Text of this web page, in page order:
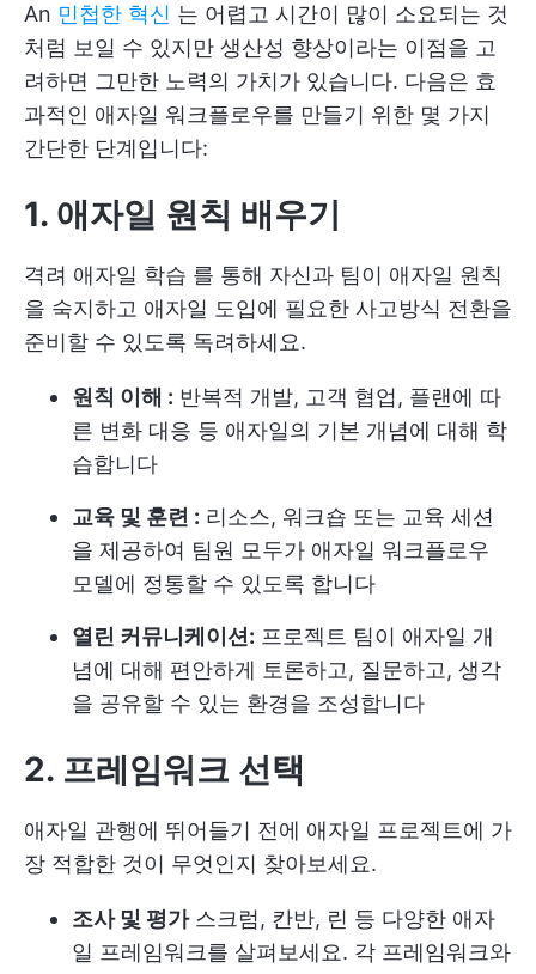
An 민첩한 혁신 는 어렵고 시간이 많이 소요되는 것
처럼 보일 수 있지만 생산성 향상이라는 이점을 고
려하면 그만한 노력의 가치가 있습니다. 다음은 효
과적인 애자일 워크플로우를 만들기 위한 몇 가지
간단한 단계입니다:
1. 애자일 원칙 배우기
격려 애자일 학습 를 통해 자신과 팀이 애자일 원칙
을 숙지하고 애자일 도입에 필요한 사고방식 전환을
준비할 수 있도록 독려하세요.
원칙 이해 : 반복적 개발, 고객 협업, 플랜에 따
른 변화 대응 등 애자일의 기본 개념에 대해 학
습합니다
교육 및 훈련 : 리소스, 워크숍 또는 교육 세션
을 제공하여 팀원 모두가 애자일 워크플로우
모델에 정통할 수 있도록 합니다
열린 커뮤니케이션: 프로젝트 팀이 애자일 개
념에 대해 편안하게 토론하고, 질문하고, 생각
을 공유할 수 있는 환경을 조성합니다
2. 프레임워크 선택
애자일 관행에 뛰어들기 전에 애자일 프로젝트에 가
장 적합한 것이 무엇인지 찾아보세요.
조사 및 평가스크럼, 칸반, 린 등 다양한 애자
일 프레임워크를 살펴보세요. 각 프레임워크와